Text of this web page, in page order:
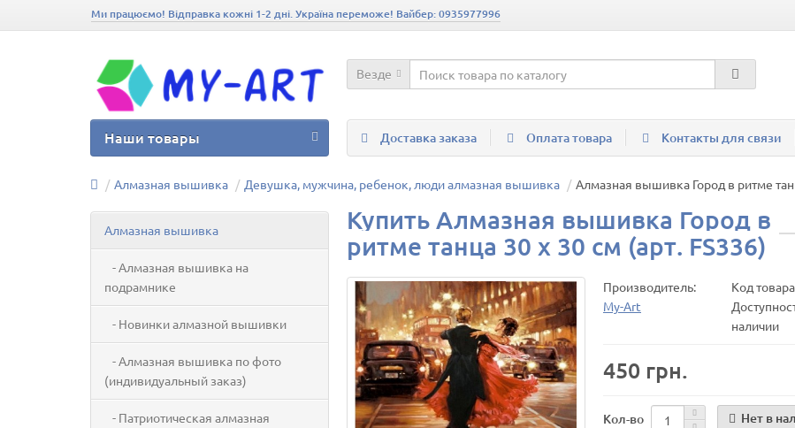
Ми працюємо! Відправка кожні 1-2 дні. Україна переможе! Вайбер: 0935977996
Везде
Доставка заказа Оплата товара Контакты для связи
Наши товары
Алмазная вышивка Девушка, мужчина, ребенок, люди алмазная вышивка Алмазная вышивка Город в ритме
Алмазная вышивка
- Алмазная вышивка на
подрамнике
- Новинки алмазной вышивки
- Алмазная вышивка по фото
(индивидуальный заказ)
- Патриотическая алмазная
Купить Алмазная вышивка Город в
ритме танца 30 х 30 см (арт. FS336)
Производитель:
My-Art
Код
наличии
450 грн.
Кол-во Нет в